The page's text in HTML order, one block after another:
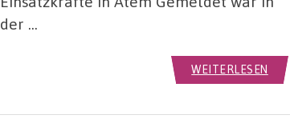
der …
WEITERLESEN